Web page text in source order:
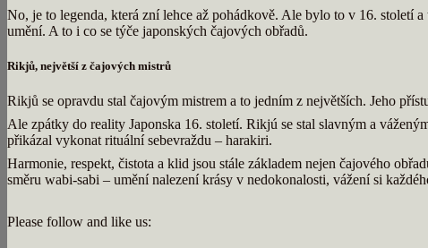
No, je to legenda, která zní lehce až pohádkově. Ale bylo to v 16. století
umění. A to i co se týče japonských čajových obřadů.
Rikjů, největší z čajových mistrů
Rikjů se opravdu stal čajovým mistrem a to jedním z největších. Jeho
Ale zpátky do reality Japonska 16. století. Rikjú se stal slavným a
přikázal vykonat rituální sebevraždu – harakiri.
Harmonie, respekt, čistota a klid jsou stále základem nejen čajového
směru wabi-sabi – umění nalezení krásy v nedokonalosti, vážení si
Please follow and like us: